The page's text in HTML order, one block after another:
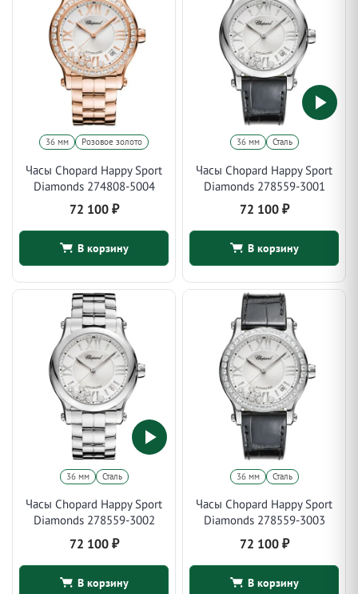
36 мм Розовое золото
Часы Chopard Happy Sport
Diamonds 274808-5004
72 100 ₽
В корзину
36 мм Сталь
Часы Chopard Happy Sport
Diamonds 278559-3001
72 100 ₽
В корзину
36 мм Сталь
Часы Chopard Happy Sport
Diamonds 278559-3002
72 100 ₽
В корзину
36 мм Сталь
Часы Chopard Happy Sport
Diamonds 278559-3003
72 100 ₽
В корзину